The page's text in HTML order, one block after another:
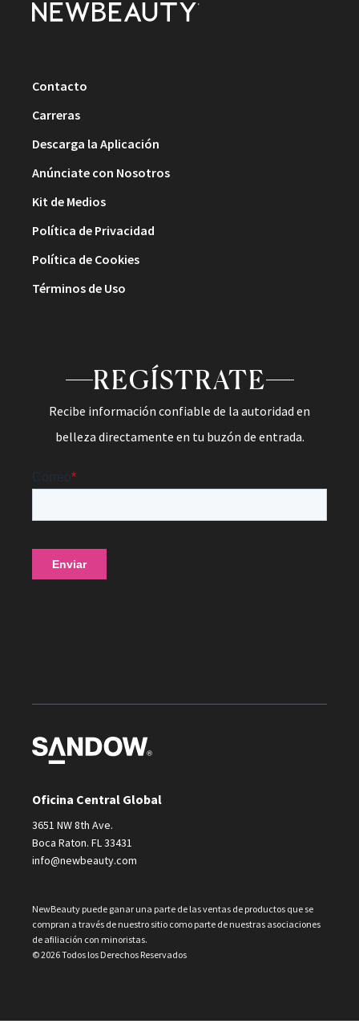
Contacto
Carreras
Descarga la Aplicación
Anúnciate con Nosotros
Kit de Medios
Política de Privacidad
Política de Cookies
Términos de Uso
REGÍSTRATE
Recibe información confiable de la autoridad en
belleza directamente en tu buzón de entrada.
Oficina Central Global
3651 NW 8th Ave.
Boca Raton. FL 33431
info@newbeauty.com
NewBeauty puede ganar una parte de las ventas de productos que se
compran a través de nuestro sitio como parte de nuestras asociaciones
de afiliación con minoristas.
© 2026 Todos los Derechos Reservados